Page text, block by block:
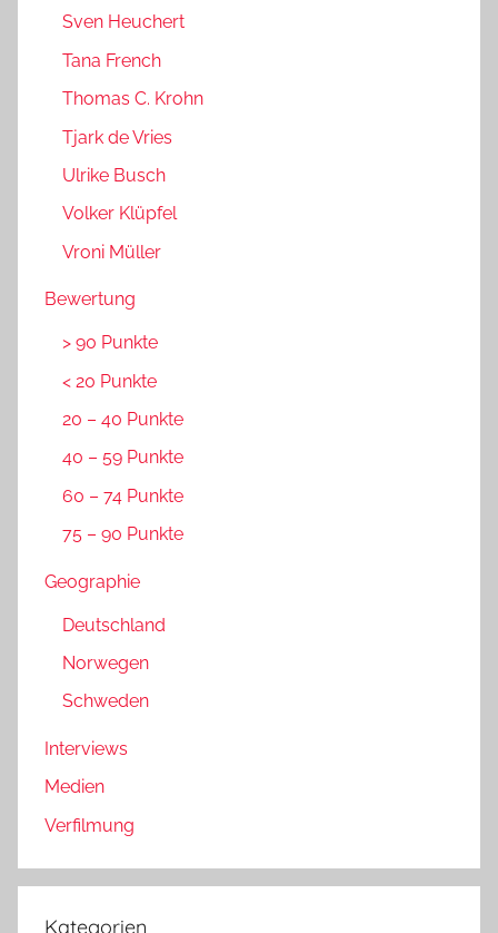
Sven Heuchert
Tana French
Thomas C. Krohn
Tjark de Vries
Ulrike Busch
Volker Klüpfel
Vroni Müller
Bewertung
> 90 Punkte
< 20 Punkte
20 – 40 Punkte
40 – 59 Punkte
60 – 74 Punkte
75 – 90 Punkte
Geographie
Deutschland
Norwegen
Schweden
Interviews
Medien
Verfilmung
Kategorien